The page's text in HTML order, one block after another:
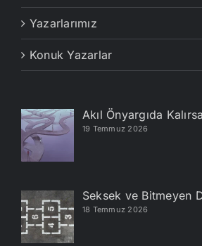
Yazarlarımız
Konuk Yazarlar
Akıl Önyargıda Kalırsa
19 Temmuz 2026
Seksek ve Bitmeyen
18 Temmuz 2026